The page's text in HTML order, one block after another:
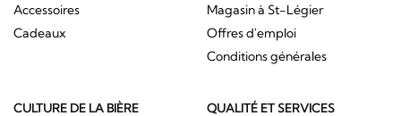
Accessoires
Cadeaux
Magasin à St-Légier
Offres d'emploi
Conditions générales
CULTURE DE LA BIÈRE
QUALITÉ ET SERVICES